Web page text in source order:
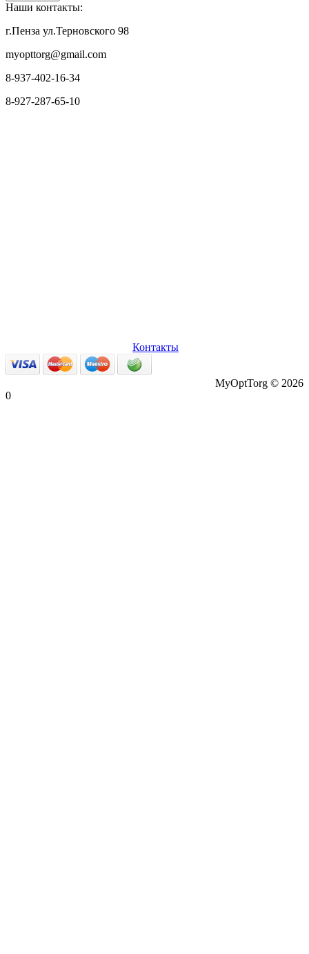
Наши контакты:
г.Пенза ул.Терновского 98
myopttorg@gmail.com
8-937-402-16-34
8-927-287-65-10
Контакты
MyOptTorg © 2026
0